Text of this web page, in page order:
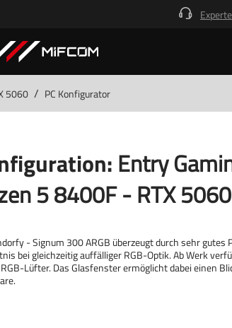
5060 / PC Konfigurator
Entry
5 8400F - RTX 5060
- Signum 300 ARGB überzeugt durch sehr gutes
bei gleichzeitig auffälliger RGB-Optik. Ab Werk
Lüfter. Das Glasfenster ermöglicht dabei einen